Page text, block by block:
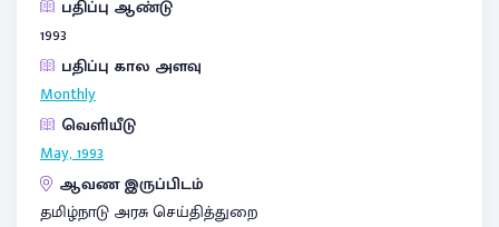
பதிப்பு ஆண்டு
1993
பதிப்பு கால அளவு
Monthly
வெளியீடு
May, 1993
ஆவண இருப்பிடம்
தமிழ்நாடு அரசு செய்தித்துறை